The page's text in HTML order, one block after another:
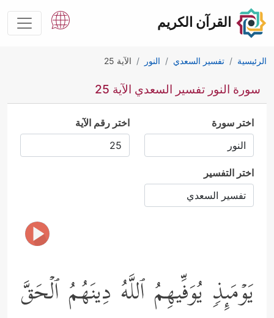
القرآن الكريم
الرئيسية تفسير السعدي النور الآية 25
سورة النور تفسير السعدي الآية 25
اختر سورة اختر رقم الآية
اختر التفسير
یَوۡمَىِٕذࣲ یُوَفِّیهِمُ ٱللَّهُ دِینَهُمُ ٱلۡحَقَّ